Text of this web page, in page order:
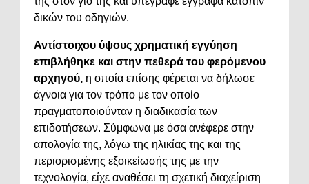
δικών του οδηγιών.
Αντίστοιχου ύψους χρηματική εγγύηση
επιβλήθηκε και στην πεθερά του φερόμενου
αρχηγού, η οποία επίσης φέρεται να δήλωσε
άγνοια για τον τρόπο με τον οποίο
πραγματοποιούνταν η διαδικασία των
επιδοτήσεων. Σύμφωνα με όσα ανέφερε στην
απολογία της, λόγω της ηλικίας της και της
περιορισμένης εξοικείωσής της με την
τεχνολογία, είχε αναθέσει τη σχετική διαχείριση